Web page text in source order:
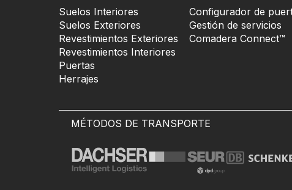
Suelos Interiores
Suelos Exteriores
Revestimientos Exteriores
Revestimientos Interiores
Puertas
Herrajes
Configurador de
Gestión de servicios
Comadera Connect™
MÉTODOS DE TRANSPORTE